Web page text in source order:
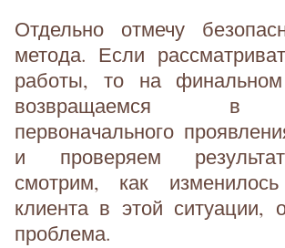
Отдельно отмечу
метода. Если
работы, то на
возвращаемся в
первоначального
и проверяем
смотрим, как изменилось
клиента в этой ситуации,
проблема.